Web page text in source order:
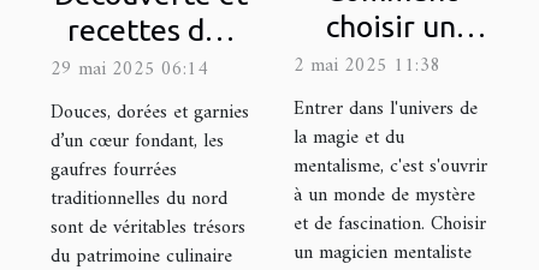
recettes des
gaufres
fourrées
traditionnelles
du nord
29 mai 2025 06:14
Douces, dorées et garnies
d’un cœur fondant, les
gaufres fourrées
traditionnelles du nord
sont de véritables trésors
du patrimoine culinaire
choisir un
magicien
mentaliste
pour éblouir
vos
événements
2 mai 2025 11:38
Entrer dans l'univers de
la magie et du
mentalisme, c'est s'ouvrir
à un monde de mystère
et de fascination. Choisir
un magicien mentaliste